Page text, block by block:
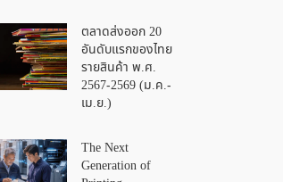
ตลาดส่งออก 20
อันดับแรกของไทย
รายสินค้า พ.ศ.
2567-2569 (ม.ค.-
เม.ย.)
The Next
Generation of